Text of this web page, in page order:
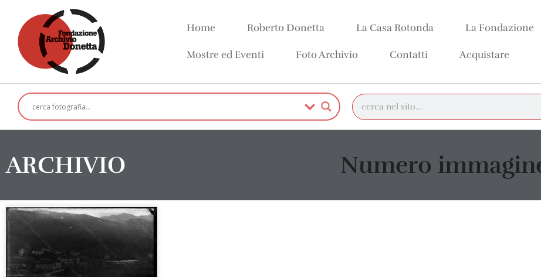
Home Roberto Donetta La Casa Rotonda La Fondazione
Mostre ed Eventi Foto Archivio Contatti Acquistare
ARCHIVIO Numero